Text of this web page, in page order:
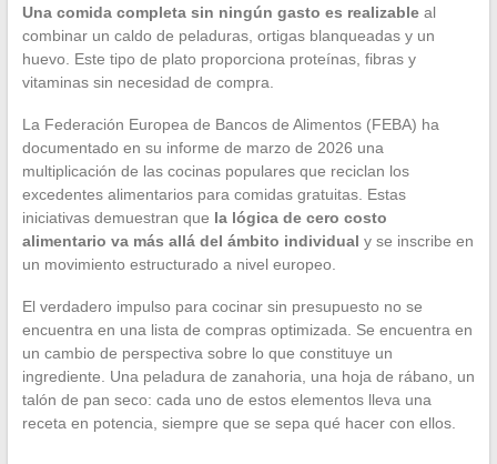
Una comida completa sin ningún gasto es realizableal
combinar un caldo de peladuras, ortigas blanqueadas y un
huevo. Este tipo de plato proporciona proteínas, fibras y
vitaminas sin necesidad de compra.
La Federación Europea de Bancos de Alimentos (FEBA) ha
documentado en su informe de marzo de 2026 una
multiplicación de las cocinas populares que reciclan los
excedentes alimentarios para comidas gratuitas. Estas
iniciativas demuestran que la lógica de cero costo
alimentario va más allá del ámbito individual y se inscribe en
un movimiento estructurado a nivel europeo.
El verdadero impulso para cocinar sin presupuesto no se
encuentra en una lista de compras optimizada. Se encuentra en
un cambio de perspectiva sobre lo que constituye un
ingrediente. Una peladura de zanahoria, una hoja de rábano, un
talón de pan seco: cada uno de estos elementos lleva una
receta en potencia, siempre que se sepa qué hacer con ellos.